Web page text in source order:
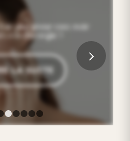
plus jeune sans avoir
à la chirurgie ?
LA SUITE
5 6